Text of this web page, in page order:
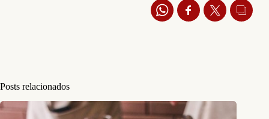
Posts relacionados